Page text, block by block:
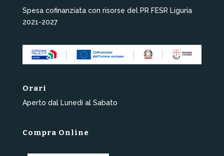
Spesa cofinanziata con risorse del PR FESR Liguria
2021-2027
Orari
Aperto dal Lunedì al Sabato
Compra Online